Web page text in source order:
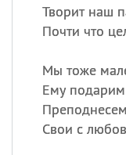
Творит наш
Почти что
Мы тоже
Ему
Свои с